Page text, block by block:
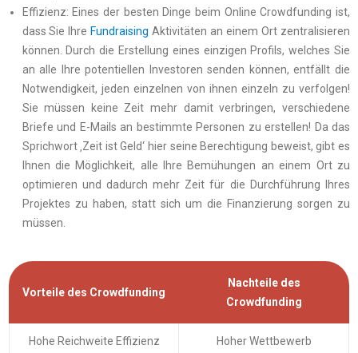
Effizienz: Eines der besten Dinge beim Online Crowdfunding ist,
dass Sie Ihre Fundraising Aktivitäten an einem Ort zentralisieren
können. Durch die Erstellung eines einzigen Profils, welches Sie
an alle Ihre potentiellen Investoren senden können, entfällt die
Notwendigkeit, jeden einzelnen von ihnen einzeln zu verfolgen!
Sie müssen keine Zeit mehr damit verbringen, verschiedene
Briefe und E-Mails an bestimmte Personen zu erstellen! Da das
Sprichwort ‚Zeit ist Geld‘ hier seine Berechtigung beweist, gibt es
Ihnen die Möglichkeit, alle Ihre Bemühungen an einem Ort zu
optimieren und dadurch mehr Zeit für die Durchführung Ihres
Projektes zu haben, statt sich um die Finanzierung sorgen zu
müssen.
Vorteile des Crowdfunding
Nachteile des
Crowdfunding
Hohe Reichweite Effizienz Hoher Wettbewerb